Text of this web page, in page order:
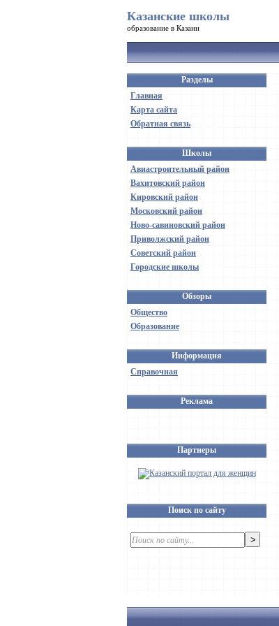
Казанские школы
образование в Казани
Разделы
Главная
Карта сайта
Обратная связь
Школы
Авиастроительный район
Вахитовский район
Кировский район
Московский район
Ново-савиновский район
Приволжский район
Советский район
Городские школы
Обзоры
Общество
Образование
Информация
Справочная
Реклама
Партнеры
Поиск по сайту